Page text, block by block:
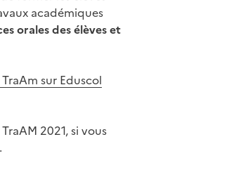
académiques
orales des élèves et
sur Eduscol
2021, si vous